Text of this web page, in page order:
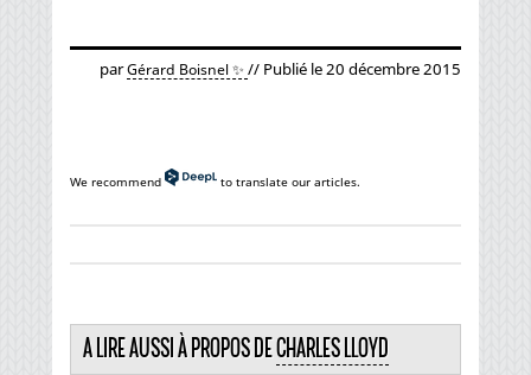
parGérard Boisnel ✨ // Publié le 20 décembre 2015
We recommend to translate our articles.
A LIRE AUSSI À PROPOS DECHARLES LLOYD